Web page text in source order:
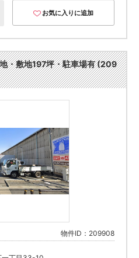
お気に入りに追加
・敷地197坪・駐車場有 (209
物件ID：209908